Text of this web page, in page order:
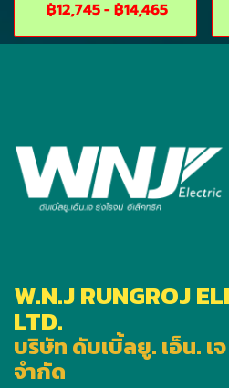
฿12,745-฿14,465
W.N.J RUNGROJ
LTD.
บริษัท ดับเบิ้ลยู. เอ็น. เ
จำกัด